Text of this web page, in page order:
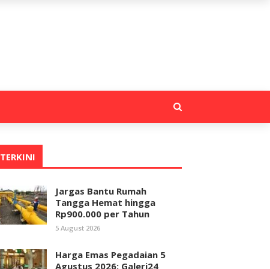
TERKINI
Jargas Bantu Rumah
Tangga Hemat hingga
Rp900.000 per Tahun
5 August 2026
Harga Emas Pegadaian 5
Agustus 2026: Galeri24